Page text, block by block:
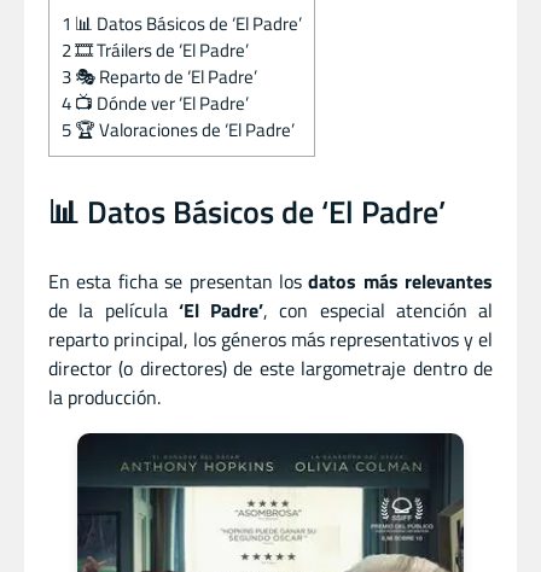
1 📊 Datos Básicos de ‘El Padre’
2🎞️ Tráilers de ‘El Padre’
3🎭 Reparto de ‘El Padre’
4📺 Dónde ver ‘El Padre’
5🏆 Valoraciones de ‘El Padre’
📊 Datos Básicos de ‘El Padre’
En esta ficha se presentan losdatos más relevantes
de la película ‘El Padre’, con especial atención al
reparto principal, los géneros más representativos y el
director (o directores) de este largometraje dentro de
la producción.